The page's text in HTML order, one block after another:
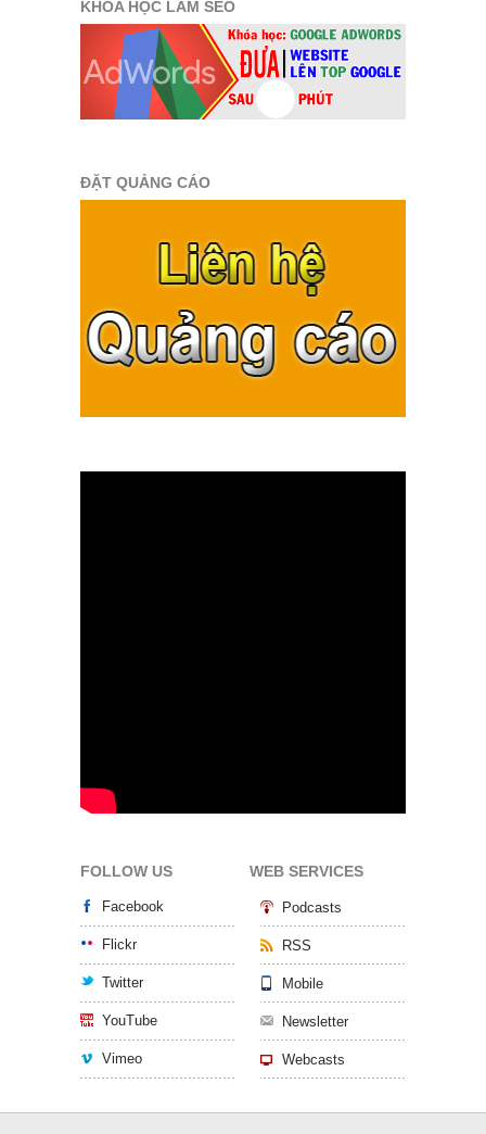
KHÓA HỌC LÀM SEO
ĐẶT QUẢNG CÁO
FOLLOW US
Facebook
Flickr
Twitter
YouTube
Vimeo
WEB SERVICES
Podcasts
RSS
Mobile
Newsletter
Webcasts